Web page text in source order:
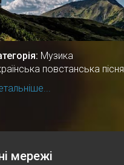
Музика
повстанська пісня
мережі